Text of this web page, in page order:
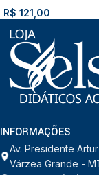
R$ 121,00
INFORMAÇÕES
Av. Presidente
Várzea Grande -